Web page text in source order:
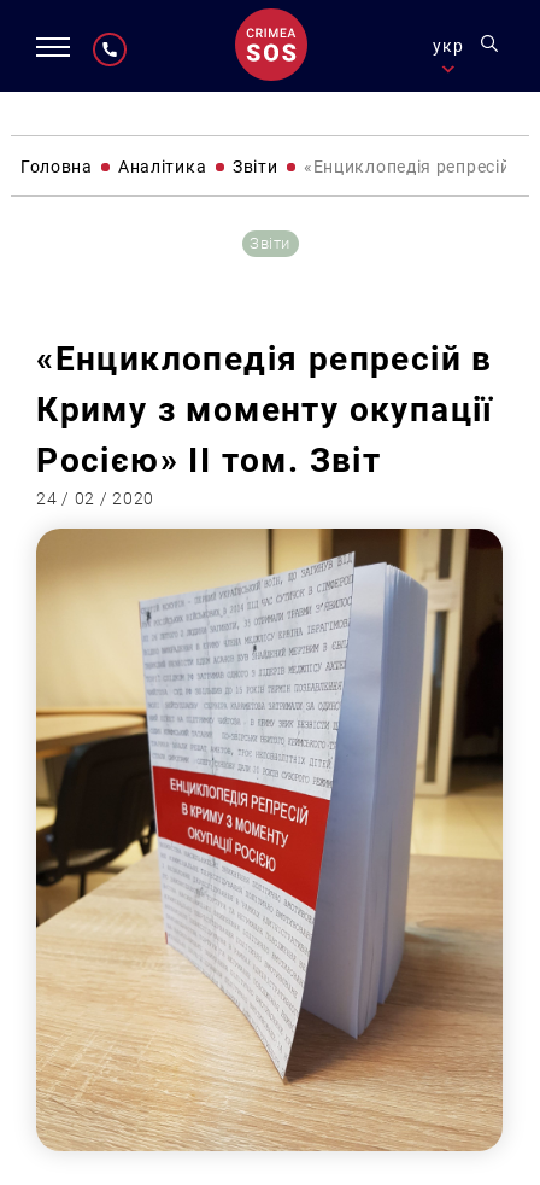
укр
Головна Аналітика Звіти «Енциклопедія репресій в
Звіти
«Енциклопедія репресій в
Криму з моменту окупації
Росією» II том. Звіт
24 / 02 / 2020